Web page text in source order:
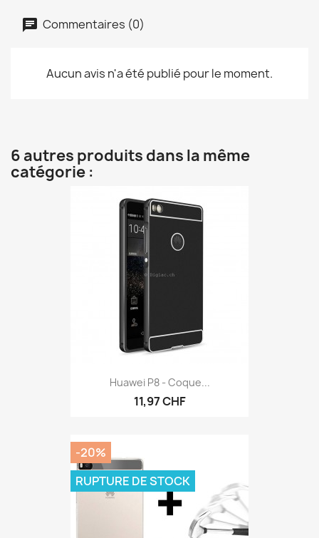
Commentaires (0)
Aucun avis n'a été publié pour le moment.
6 autres produits dans la même
catégorie :
Huawei P8 - Coque...
11,97 CHF
-20%
RUPTURE DE STOCK